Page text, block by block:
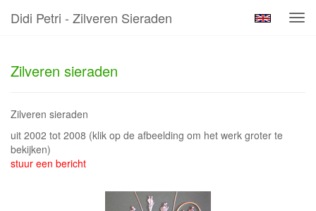
Didi Petri - Zilveren Sieraden
Zilveren sieraden
Zilveren sieraden
uit 2002 tot 2008 (klik op de afbeelding om het werk groter te
bekijken)
stuur een bericht